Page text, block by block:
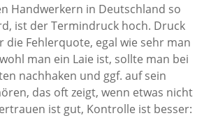
Handwerkern in Deutschland so
ist der Termindruck hoch. Druck
die Fehlerquote, egal wie sehr man
man ein Laie ist, sollte man bei
nachhaken und ggf. auf sein
das oft zeigt, wenn etwas nicht
ist gut, Kontrolle ist besser: